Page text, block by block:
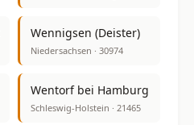
Wennigsen (Deister)
Niedersachsen · 30974
Wentorf bei Hamburg
Schleswig-Holstein · 21465